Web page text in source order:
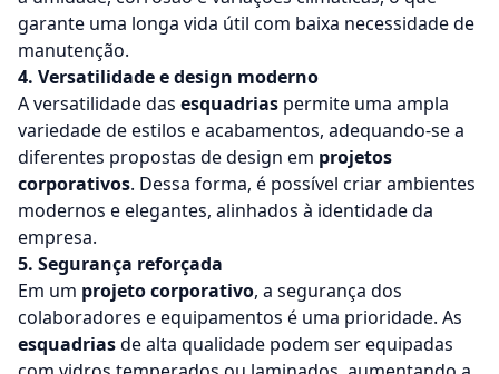
garante uma longa vida útil com baixa necessidade de
manutenção.
4. Versatilidade e design moderno
A versatilidade das esquadrias permite uma ampla
variedade de estilos e acabamentos, adequando-se a
diferentes propostas de design em projetos
corporativos. Dessa forma, é possível criar ambientes
modernos e elegantes, alinhados à identidade da
empresa.
5. Segurança reforçada
Em um projeto corporativo, a segurança dos
colaboradores e equipamentos é uma prioridade. As
esquadriasde alta qualidade podem ser equipadas